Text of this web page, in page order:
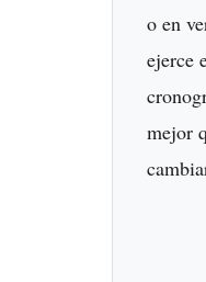
o en
ejerce
mejor